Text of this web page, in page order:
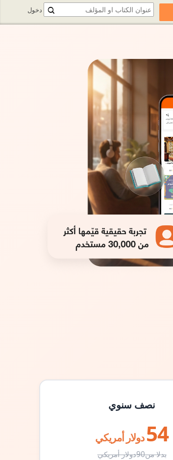
نصف سنوي
54 دولار أمريكي
بدلا من90دولار أمريكي
دخول